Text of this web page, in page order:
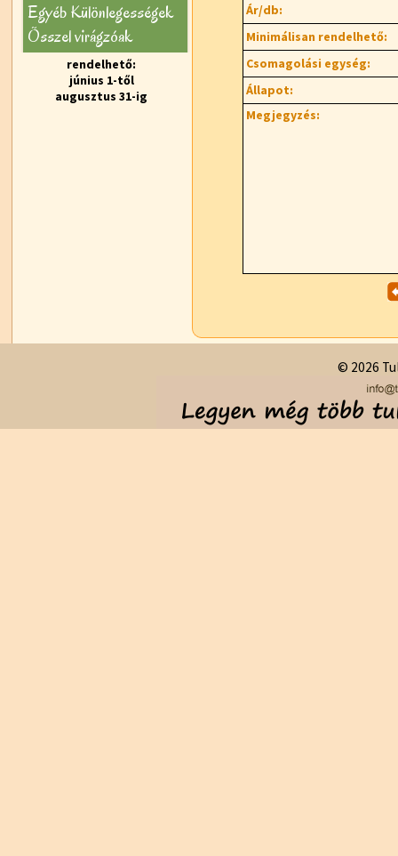
Egyéb Különlegességek
Õsszel virágzóak
rendelhető:
június 1-től
augusztus 31-ig
Ár/db:
Minimálisan rendelhető:
Csomagolási egység:
Állapot:
Megjegyzés:
© 2026